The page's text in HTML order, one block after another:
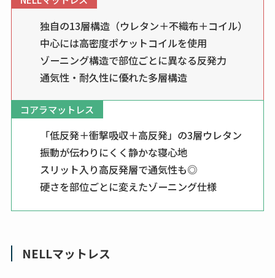
独自の13層構造（ウレタン＋不織布＋コイル）
中心には高密度ポケットコイルを使用
ゾーニング構造で部位ごとに異なる反発力
通気性・耐久性に優れた多層構造
コアラマットレス
「低反発＋衝撃吸収＋高反発」の3層ウレタン
振動が伝わりにくく静かな寝心地
スリット入り高反発層で通気性も◎
硬さを部位ごとに変えたゾーニング仕様
NELLマットレス